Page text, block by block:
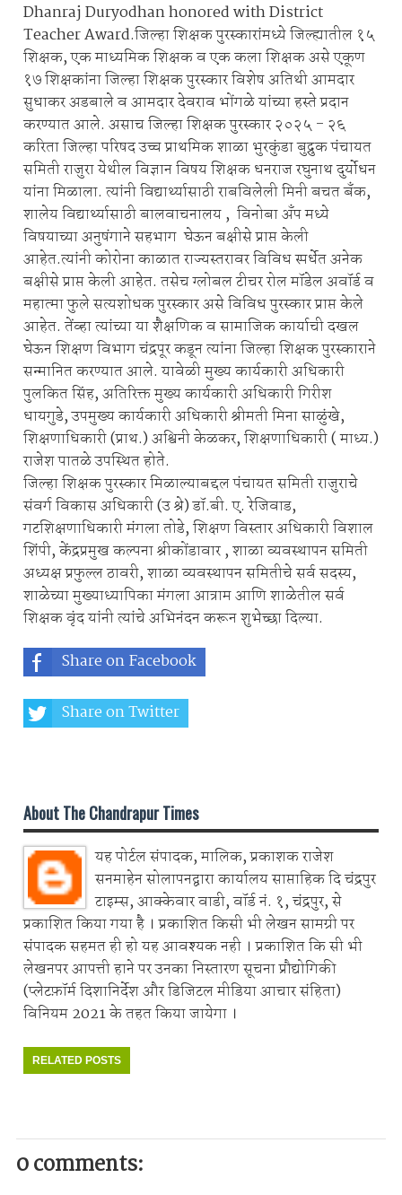
Dhanraj Duryodhan honored with District
Teacher Award.जिल्हा शिक्षक पुरस्कारांमध्ये जिल्ह्यातील १५
शिक्षक, एक माध्यमिक शिक्षक व एक कला शिक्षक असे एकूण
१७ शिक्षकांना जिल्हा शिक्षक पुरस्कार विशेष अतिथी आमदार
सुधाकर अडबाले व आमदार देवराव भोंगळे यांच्या हस्ते प्रदान
करण्यात आले. असाच जिल्हा शिक्षक पुरस्कार २०२५ - २६
करिता जिल्हा परिषद उच्च प्राथमिक शाळा भुरकुंडा बुद्रुक पंचायत
समिती राजुरा येथील विज्ञान विषय शिक्षक धनराज रघुनाथ दुर्योधन
यांना मिळाला. त्यांनी विद्यार्थ्यासाठी राबविलेली मिनी बचत बँक,
शालेय विद्यार्थ्यासाठी बालवाचनालय , विनोबा अँप मध्ये
विषयाच्या अनुषंगाने सहभाग घेऊन बक्षीसे प्राप्त केली
आहेत.त्यांनी कोरोना काळात राज्यस्तरावर विविध स्पर्धेत अनेक
बक्षीसे प्राप्त केली आहेत. तसेच ग्लोबल टीचर रोल मॉडेल अवॉर्ड व
महात्मा फुले सत्यशोधक पुरस्कार असे विविध पुरस्कार प्राप्त केले
आहेत. तेंव्हा त्यांच्या या शैक्षणिक व सामाजिक कार्याची दखल
घेऊन शिक्षण विभाग चंद्रपूर कडून त्यांना जिल्हा शिक्षक पुरस्काराने
सन्मानित करण्यात आले. यावेळी मुख्य कार्यकारी अधिकारी
पुलकित सिंह, अतिरिक्त मुख्य कार्यकारी अधिकारी गिरीश
धायगुडे, उपमुख्य कार्यकारी अधिकारी श्रीमती मिना साळुंखे,
शिक्षणाधिकारी (प्राथ.) अश्विनी केळकर, शिक्षणाधिकारी ( माध्य.)
राजेश पातळे उपस्थित होते.
जिल्हा शिक्षक पुरस्कार मिळाल्याबद्दल पंचायत समिती राजुराचे
संवर्ग विकास अधिकारी (उ श्रे) डॉ.बी. ए. रेजिवाड,
गटशिक्षणाधिकारी मंगला तोडे, शिक्षण विस्तार अधिकारी विशाल
शिंपी, केंद्रप्रमुख कल्पना श्रीकोंडावार , शाळा व्यवस्थापन समिती
अध्यक्ष प्रफुल्ल ठावरी, शाळा व्यवस्थापन समितीचे सर्व सदस्य,
शाळेच्या मुख्याध्यापिका मंगला आत्राम आणि शाळेतील सर्व
शिक्षक वृंद यांनी त्यांचे अभिनंदन करून शुभेच्छा दिल्या.
Share on Facebook
Share on Twitter
About The Chandrapur Times
यह पोर्टल संपादक, मालिक, प्रकाशक राजेश
सनमाहेन सोलापनद्वारा कार्यालय साप्ताहिक दि चंद्रपुर
टाइम्स, आक्केवार वाडी, वॉर्ड नं. १, चंद्रपुर, से
प्रकाशित किया गया है । प्रकाशित किसी भी लेखन सामग्री पर
संपादक सहमत ही हो यह आवश्यक नही । प्रकाशित कि सी भी
लेखनपर आपत्ती हाने पर उनका निस्तारण सूचना प्रौद्योगिकी
(प्लेटफ़ॉर्म दिशानिर्देश और डिजिटल मीडिया आचार संहिता)
विनियम 2021 के तहत किया जायेगा ।
RELATED POSTS
0 comments: